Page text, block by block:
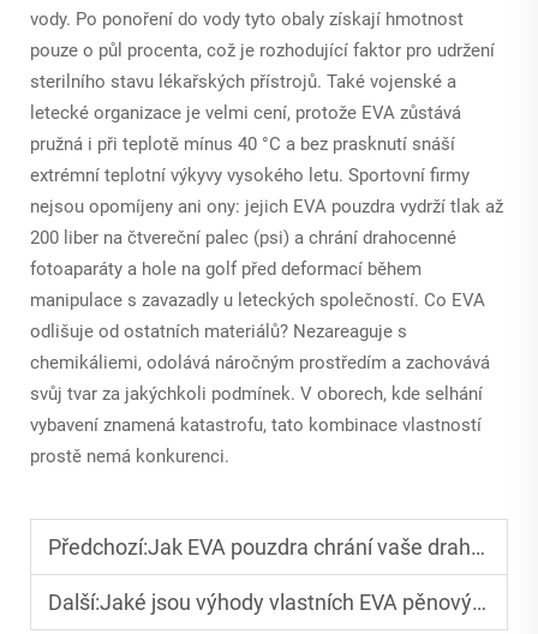
vody. Po ponoření do vody tyto obaly získají hmotnost
pouze o půl procenta, což je rozhodující faktor pro udržení
sterilního stavu lékařských přístrojů. Také vojenské a
letecké organizace je velmi cení, protože EVA zůstává
pružná i při teplotě mínus 40 °C a bez prasknutí snáší
extrémní teplotní výkyvy vysokého letu. Sportovní firmy
nejsou opomíjeny ani ony: jejich EVA pouzdra vydrží tlak až
200 liber na čtvereční palec (psi) a chrání drahocenné
fotoaparáty a hole na golf před deformací během
manipulace s zavazadly u leteckých společností. Co EVA
odlišuje od ostatních materiálů? Nezareaguje s
chemikáliemi, odolává náročným prostředím a zachovává
svůj tvar za jakýchkoli podmínek. V oborech, kde selhání
vybavení znamená katastrofu, tato kombinace vlastností
prostě nemá konkurenci.
Předchozí:Jak EVA pouzdra chrání vaše drahé vybavení
Další:Jaké jsou výhody vlastních EVA pěnových vložek